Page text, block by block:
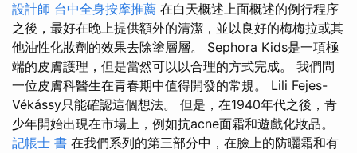
設計師 台中全身按摩推薦 在白天概述上面概述的例行程序
之後，最好在晚上提供額外的清潔，並以良好的梅梅拉或其
他油性化妝劑的效果去除塗層層。 Sephora Kids是一項極
端的皮膚護理，但是當然可以以合理的方式完成。 我們問
一位皮膚科醫生在青春期中值得開發的常規。 Lili Fejes-
Vékássy只能確認這個想法。 但是，在1940年代之後，青
少年開始出現在市場上，例如抗acne面霜和遊戲化妝品。
記帳士 書 在我們系列的第三部分中，在臉上的防曬霜和有